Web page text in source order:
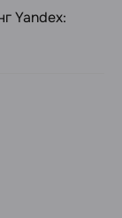
Yandex: